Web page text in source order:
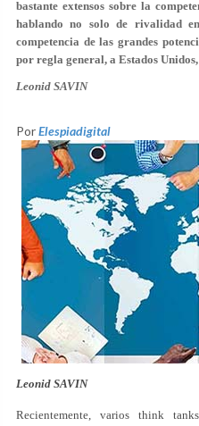
bastante extensos sobre la
hablando no solo de rivalidad
competencia de las grandes
por regla general, a Estados
Leonid SAVIN
PorElespiadigital
Leonid SAVIN
Recientemente, varios think